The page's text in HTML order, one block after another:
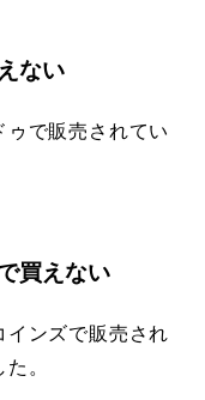
ない
で販売されてい
買えない
インズで販売され
。